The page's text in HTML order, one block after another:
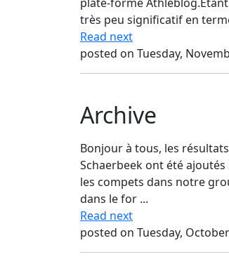
très peu significatif en
Read next
posted on Tuesday,
Archive
Bonjour à tous, les
Schaerbeek ont été
les compets dans notre
dans le for ...
Read next
posted on Tuesday,